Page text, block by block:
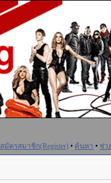
สมัครสมาชิก(Register) • ค้นหา • ช่ว